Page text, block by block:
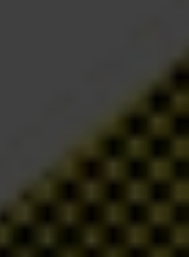
ET GAZIÈRES